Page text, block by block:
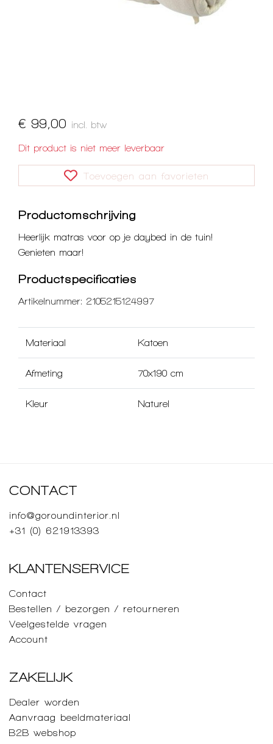
€ 99,00 incl. btw
Dit product is niet meer leverbaar
Toevoegen aan favorieten
Productomschrijving
Heerlijk matras voor op je daybed in de tuin!
Genieten maar!
Productspecificaties
Artikelnummer: 2105215124997
Materiaal Katoen
Afmeting 70x190 cm
Kleur Naturel
CONTACT
info@goroundinterior.nl
+31 (0) 621913393
KLANTENSERVICE
Contact
Bestellen / bezorgen / retourneren
Veelgestelde vragen
Account
ZAKELIJK
Dealer worden
Aanvraag beeldmateriaal
B2B webshop